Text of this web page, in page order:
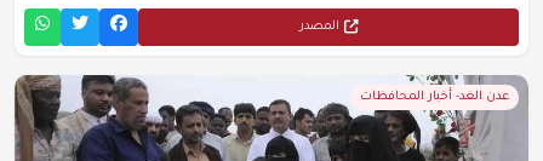
المصدر
عدن الغد- أخبار المحافظات